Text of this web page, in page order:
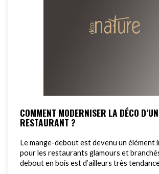
COMMENT MODERNISER LA DÉCO D’UN
RESTAURANT ?
Le mange-debout est devenu un élément
pour les restaurants glamours et
debout en bois est d’ailleurs très